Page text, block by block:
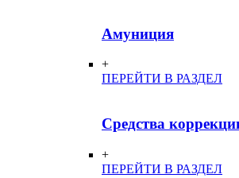
Амуниция
+
ПЕРЕЙТИ В РАЗДЕЛ
Средства
+
ПЕРЕЙТИ В РАЗДЕЛ